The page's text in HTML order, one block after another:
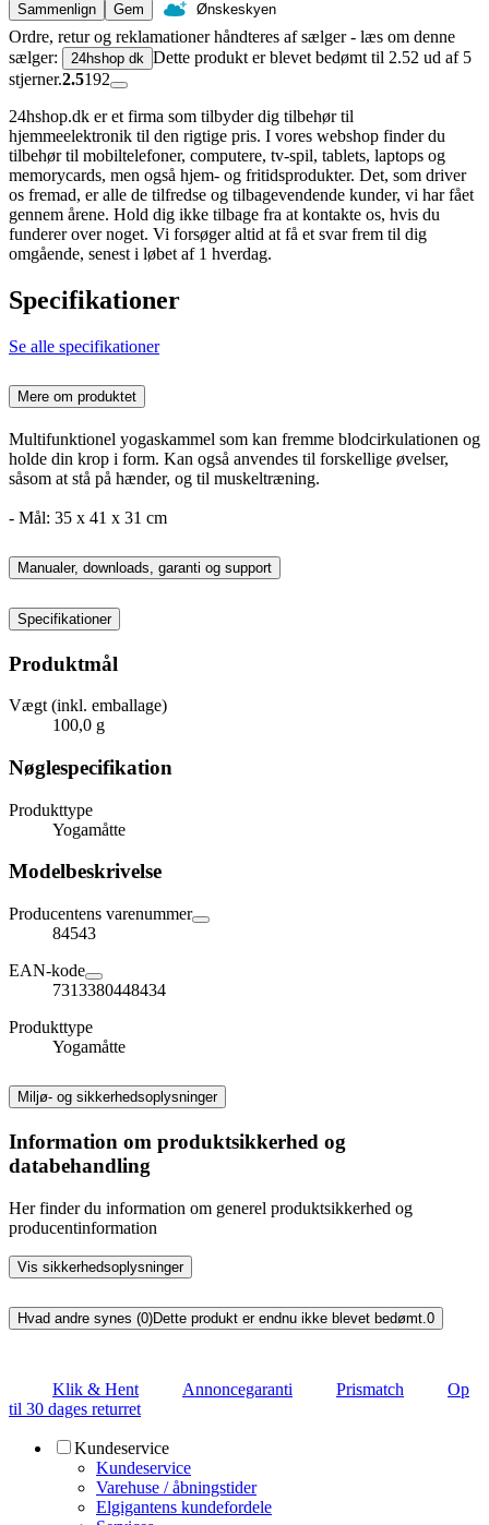
Sammenlign
Gem Ønskeskyen
Ordre, retur og reklamationer håndteres af sælger - læs om denne
sælger:
24hshop dk Dette produkt er blevet bedømt til 2.52 ud af 5
stjerner.2.5192
24hshop.dk er et firma som tilbyder dig tilbehør til
hjemmeelektronik til den rigtige pris. I vores webshop finder du
tilbehør til mobiltelefoner, computere, tv-spil, tablets, laptops og
memorycards, men også hjem- og fritidsprodukter. Det, som driver
os fremad, er alle de tilfredse og tilbagevendende kunder, vi har fået
gennem årene. Hold dig ikke tilbage fra at kontakte os, hvis du
funderer over noget. Vi forsøger altid at få et svar frem til dig
omgående, senest i løbet af 1 hverdag.
Specifikationer
Se alle specifikationer
Mere om produktet
Multifunktionel yogaskammel som kan fremme blodcirkulationen og
holde din krop i form. Kan også anvendes til forskellige øvelser,
såsom at stå på hænder, og til muskeltræning.
- Mål: 35 x 41 x 31 cm
Manualer, downloads, garanti og support
Specifikationer
Produktmål
Vægt (inkl. emballage)
100,0 g
Nøglespecifikation
Produkttype
Yogamåtte
Modelbeskrivelse
Producentens varenummer
84543
EAN-kode
7313380448434
Produkttype
Yogamåtte
Miljø- og sikkerhedsoplysninger
Information om produktsikkerhed og
databehandling
Her finder du information om generel produktsikkerhed og
producentinformation
Vis sikkerhedsoplysninger
Hvad andre synes (0)Dette produkt er endnu ikke blevet bedømt. 0
Klik & Hent Annoncegaranti Prismatch
Op
til 30 dages returret
Kundeservice
Kundeservice
Varehuse / åbningstider
Elgigantens kundefordele